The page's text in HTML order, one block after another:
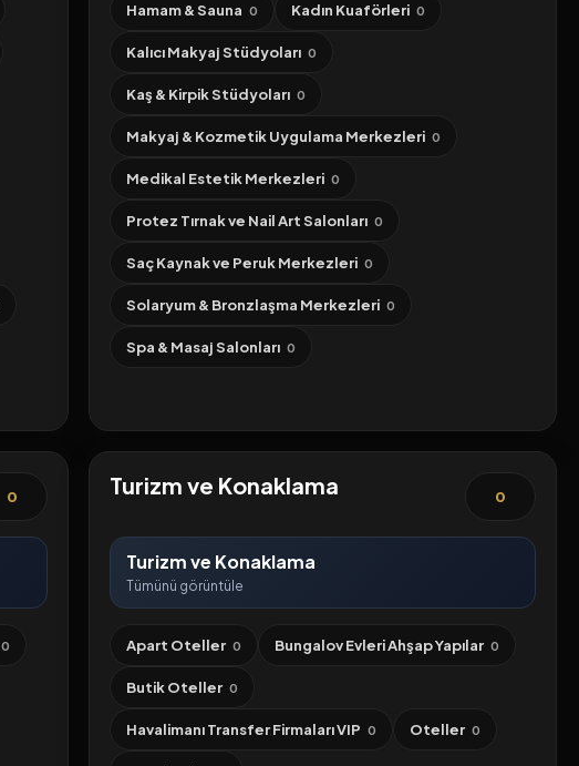
Hamam & Sauna 0 Kadın Kuaförleri 0
Kalıcı Makyaj Stüdyoları 0
Kaş & Kirpik Stüdyoları 0
Makyaj & Kozmetik Uygulama Merkezleri 0
Medikal Estetik Merkezleri 0
Protez Tırnak ve Nail Art Salonları 0
Saç Kaynak ve Peruk Merkezleri 0
Solaryum & Bronzlaşma Merkezleri 0
Spa & Masaj Salonları 0
0
0
Turizm ve Konaklama 0
Turizm ve Konaklama
Tümünü görüntüle
Apart Oteller 0 Bungalov Evleri Ahşap Yapılar 0
Butik Oteller 0
Havalimanı Transfer Firmaları VIP 0 Oteller 0